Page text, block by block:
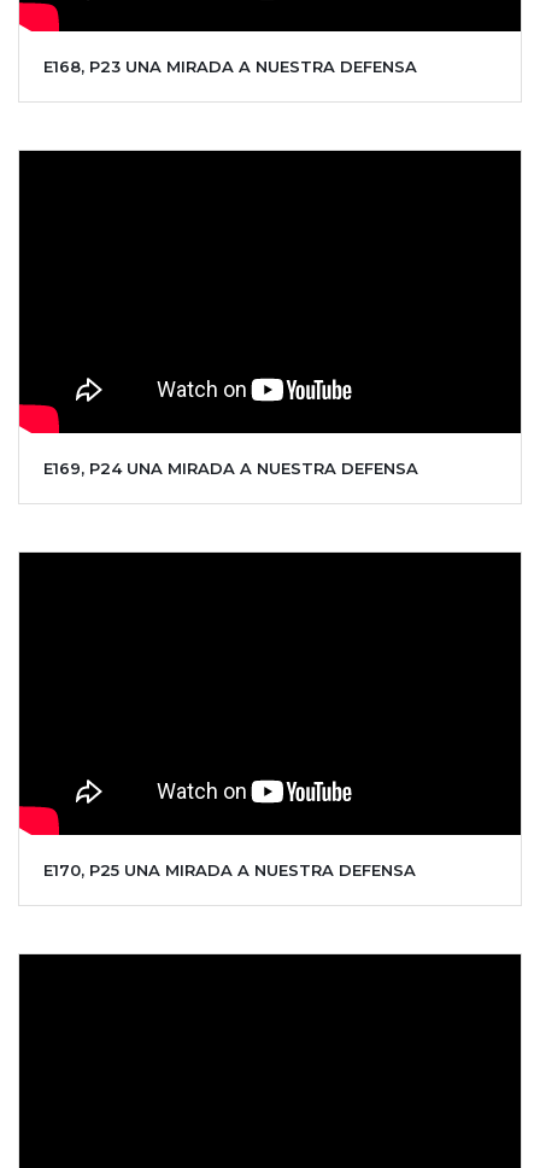
E168, P23 UNA MIRADA A NUESTRA DEFENSA
E169, P24 UNA MIRADA A NUESTRA DEFENSA
E170, P25 UNA MIRADA A NUESTRA DEFENSA